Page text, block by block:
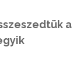
a